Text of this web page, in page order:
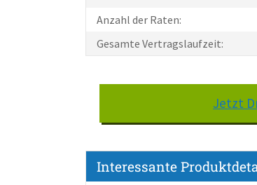
Anzahl der Raten:
Gesamte Vertragslaufzeit:
Jetzt
Interessante